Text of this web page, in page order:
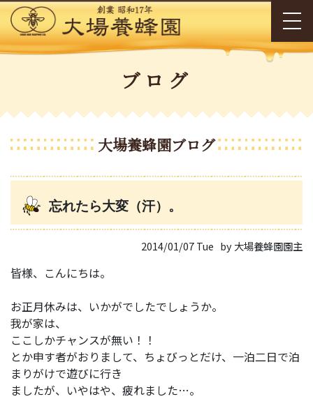
ブログ
大場養蜂園ブログ
忘れたら大変（汗）。
2014/01/07 Tue by 大場養蜂園園主
皆様、こんにちは。
お正月休みは、いかがでしたでしょうか。
我が家は、
ここしかチャンスが無い！！
とか申す者がおりまして、ちょびっとだけ、一泊二日で泊
まりがけで遊びに行き
ましたが、いやはや、疲れました…。